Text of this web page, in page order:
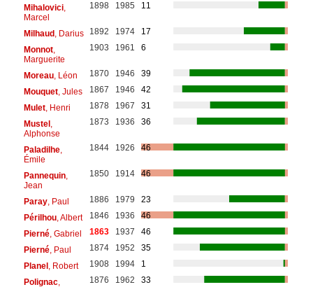
Mihalovici,
Marcel
1898 1985 11
Milhaud , Darius 1892 1974
17
Monnot,
Marguerite
1903 1961 6
Moreau, Léon 1870 1946
39
Mouquet, Jules 1867 1946
42
Mulet, Henri 1878 1967
31
Mustel ,
Alphonse
1873 1936 36
Paladilhe,
Émile
1844 1926 46
Pannequin,
Jean
1850 1914 46
Paray, Paul 1886 1979
23
Périlhou, Albert 1846 1936
46
Pierné, Gabriel 1863 1937
46
Pierné, Paul 1874 1952
35
Planel , Robert 1908 1994
1
Polignac,
1876 1962 33